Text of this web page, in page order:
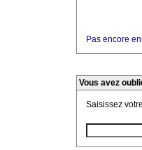
Pas encore
Vous avez
Saisissez